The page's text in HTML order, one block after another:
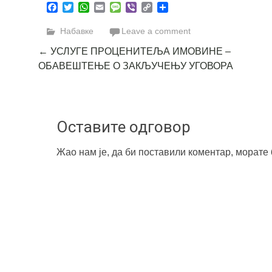
Facebook
TwitterWhatsApp
EmailMessage
Viber Copy
Набавке Leave a comment
Post
navigation
← УСЛУГЕ ПРОЦЕНИТЕЉА ИМОВИНЕ –
ОБАВЕШТЕЊЕ О ЗАКЉУЧЕЊУ УГОВОРА
Оставите одговор
Жао нам је, да би поставили коментар, морате